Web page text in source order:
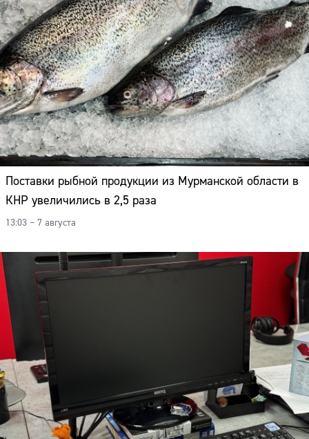
Поставки рыбной продукции из Мурманской области в
КНР увеличились в 2,5 раза
13:03 – 7 августа